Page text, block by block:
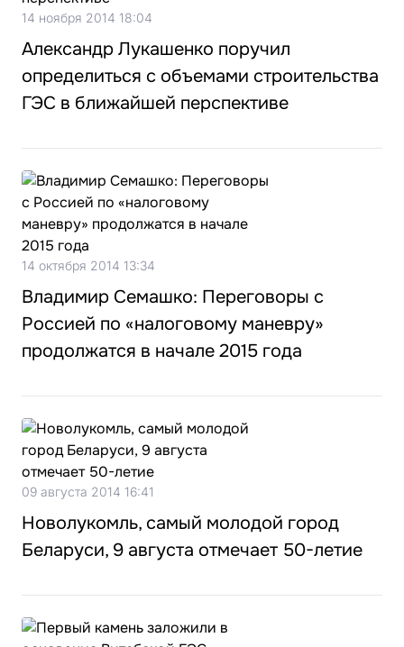
14 ноября 2014 18:04
Александр Лукашенко поручил
определиться с объемами строительства
ГЭС в ближайшей перспективе
14 октября 2014 13:34
Владимир Семашко: Переговоры с
Россией по «налоговому маневру»
продолжатся в начале 2015 года
09 августа 2014 16:41
Новолукомль, самый молодой город
Беларуси, 9 августа отмечает 50-летие